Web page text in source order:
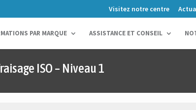
Visitez notre centre
PAR MARQUE ASSISTANCE ET CONSEIL
ISO – Niveau 1